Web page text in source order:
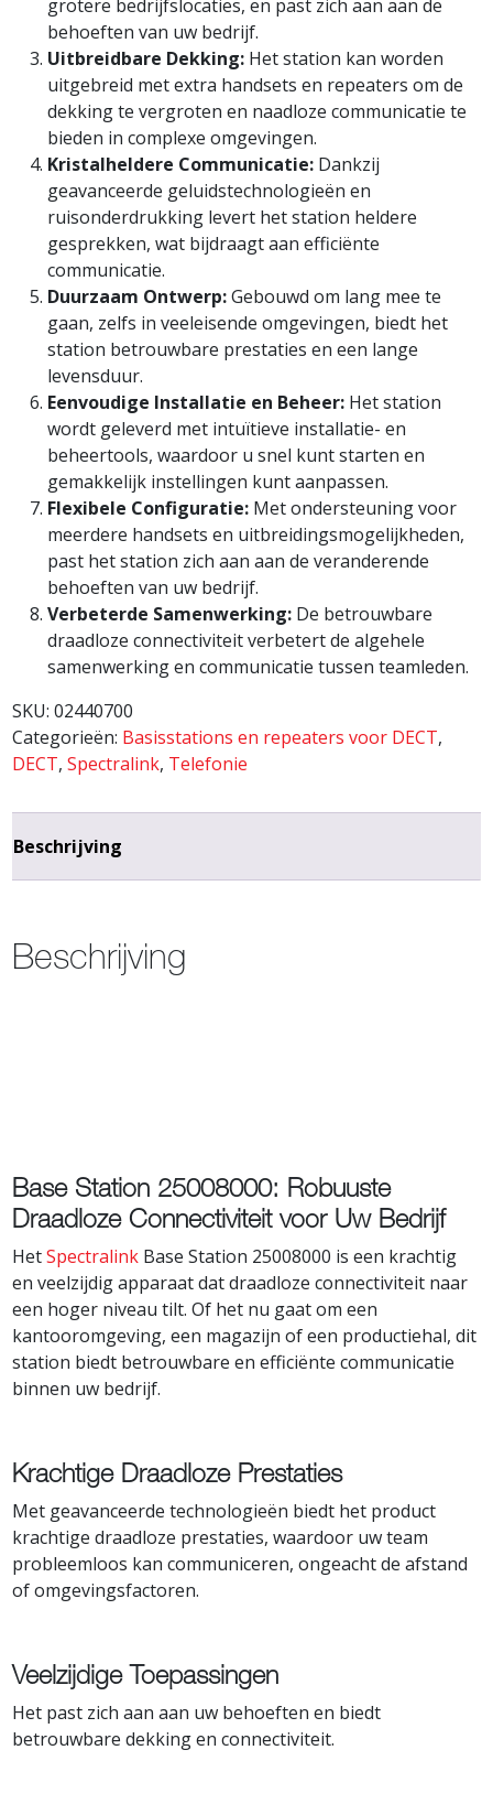
grotere bedrijfslocaties, en past zich aan aan de
behoeften van uw bedrijf.
Uitbreidbare Dekking: Het station kan worden
uitgebreid met extra handsets en repeaters om de
dekking te vergroten en naadloze communicatie te
bieden in complexe omgevingen.
Kristalheldere Communicatie: Dankzij
geavanceerde geluidstechnologieën en
ruisonderdrukking levert het station heldere
gesprekken, wat bijdraagt aan efficiënte
communicatie.
Duurzaam Ontwerp:Gebouwd om lang mee te
gaan, zelfs in veeleisende omgevingen, biedt het
station betrouwbare prestaties en een lange
levensduur.
Eenvoudige Installatie en Beheer: Het station
wordt geleverd met intuïtieve installatie- en
beheertools, waardoor u snel kunt starten en
gemakkelijk instellingen kunt aanpassen.
Flexibele Configuratie: Met ondersteuning voor
meerdere handsets en uitbreidingsmogelijkheden,
past het station zich aan aan de veranderende
behoeften van uw bedrijf.
Verbeterde Samenwerking: De betrouwbare
draadloze connectiviteit verbetert de algehele
samenwerking en communicatie tussen teamleden.
SKU:02440700
Categorieën: Basisstations en repeaters voor DECT,
DECT,Spectralink, Telefonie
Beschrijving
Beschrijving
Base Station 25008000: Robuuste
Draadloze Connectiviteit voor Uw Bedrijf
HetSpectralink Base Station 25008000 is een krachtig
en veelzijdig apparaat dat draadloze connectiviteit naar
een hoger niveau tilt. Of het nu gaat om een
kantooromgeving, een magazijn of een productiehal, dit
station biedt betrouwbare en efficiënte communicatie
binnen uw bedrijf.
Krachtige Draadloze Prestaties
Met geavanceerde technologieën biedt het product
krachtige draadloze prestaties, waardoor uw team
probleemloos kan communiceren, ongeacht de afstand
of omgevingsfactoren.
Veelzijdige Toepassingen
Het past zich aan aan uw behoeften en biedt
betrouwbare dekking en connectiviteit.